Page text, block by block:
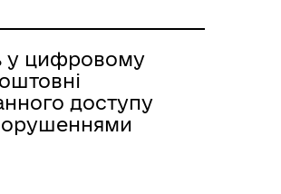
у цифровому
доступу